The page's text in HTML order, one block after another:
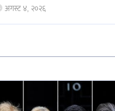
अगस्ट ४, २०२६